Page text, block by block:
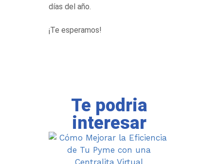
días del año.
¡Te esperamos!
Te podria
interesar